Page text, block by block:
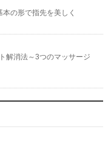
の形で指先を美しく
解消法～3つのマッサージ